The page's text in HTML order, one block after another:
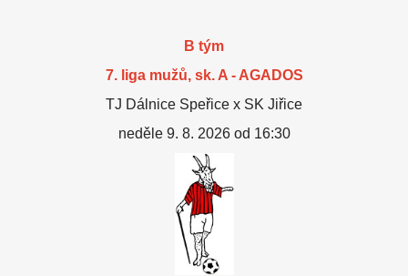
B tým
7. liga mužů, sk. A - AGADOS
TJ Dálnice Speřice x SK Jiřice
neděle 9. 8. 2026 od 16:30